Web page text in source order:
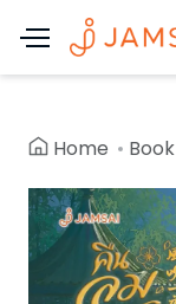
Home Book